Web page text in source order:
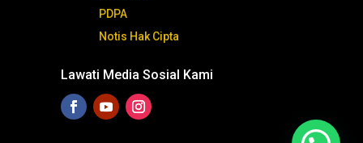
PDPA
Notis Hak Cipta
Lawati Media Sosial Kami